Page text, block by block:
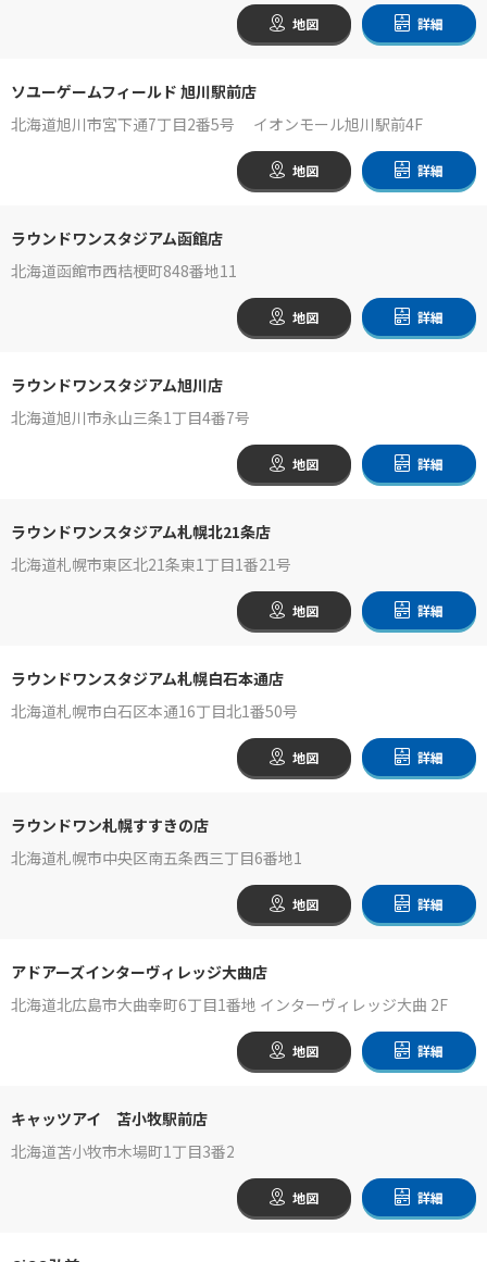
地図 詳細
ソユーゲームフィールド 旭川駅前店
北海道旭川市宮下通7丁目2番5号 イオンモール旭川駅前4F
地図 詳細
ラウンドワンスタジアム函館店
北海道函館市西桔梗町848番地11
地図 詳細
ラウンドワンスタジアム旭川店
北海道旭川市永山三条1丁目4番7号
地図 詳細
ラウンドワンスタジアム札幌北21条店
北海道札幌市東区北21条東1丁目1番21号
地図 詳細
ラウンドワンスタジアム札幌白石本通店
北海道札幌市白石区本通16丁目北1番50号
地図 詳細
ラウンドワン札幌すすきの店
北海道札幌市中央区南五条西三丁目6番地1
地図 詳細
アドアーズインターヴィレッジ大曲店
北海道北広島市大曲幸町6丁目1番地 インターヴィレッジ大曲 2F
地図 詳細
キャッツアイ 苫小牧駅前店
北海道苫小牧市木場町1丁目3番2
地図 詳細